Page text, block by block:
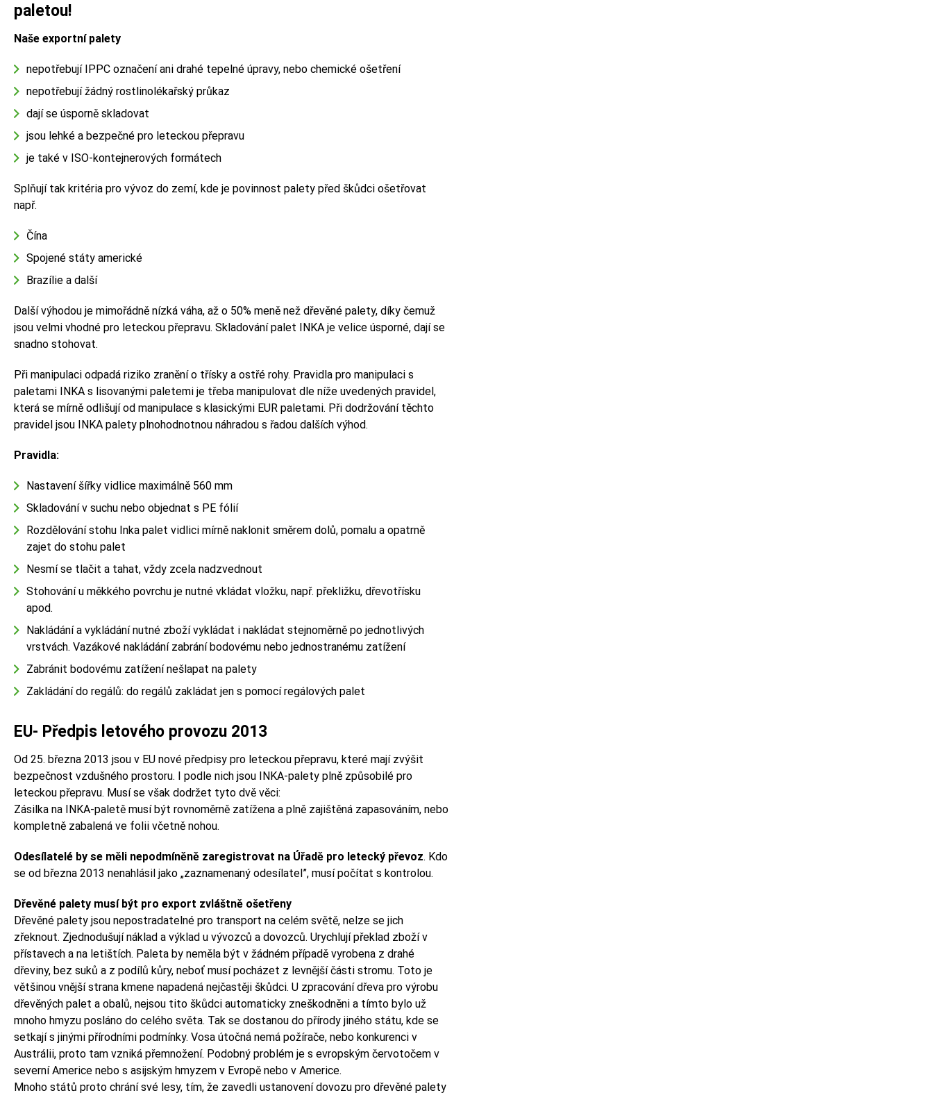
paletou!
Naše exportní palety
nepotřebují IPPC označení ani drahé tepelné úpravy, nebo chemické ošetření
nepotřebují žádný rostlinolékařský průkaz
dají se úsporně skladovat
jsou lehké a bezpečné pro leteckou přepravu
je také v ISO-kontejnerových formátech
Splňují tak kritéria pro vývoz do zemí, kde je povinnost palety před škůdci ošetřovat
např.
Čína
Spojené státy americké
Brazílie a další
Další výhodou je mimořádně nízká váha, až o 50% meně než dřevěné palety, díky čemuž
jsou velmi vhodné pro leteckou přepravu. Skladování palet INKA je velice úsporné, dají se
snadno stohovat.
Při manipulaci odpadá riziko zranění o třísky a ostřé rohy. Pravidla pro manipulaci s
paletami INKA s lisovanými paletemi je třeba manipulovat dle níže uvedených pravidel,
která se mírně odlišují od manipulace s klasickými EUR paletami. Při dodržování těchto
pravidel jsou INKA palety plnohodnotnou náhradou s řadou dalších výhod.
Pravidla:
Nastavení šířky vidlice maximálně 560 mm
Skladování v suchu nebo objednat s PE fólií
Rozdělování stohu Inka palet vidlici mírně naklonit směrem dolů, pomalu a opatrně
zajet do stohu palet
Nesmí se tlačit a tahat, vždy zcela nadzvednout
Stohování u měkkého povrchu je nutné vkládat vložku, např. překližku, dřevotřísku
apod.
Nakládání a vykládání nutné zboží vykládat i nakládat stejnoměrně po jednotlivých
vrstvách. Vazákové nakládání zabrání bodovému nebo jednostranému zatížení
Zabránit bodovému zatížení nešlapat na palety
Zakládání do regálů: do regálů zakládat jen s pomocí regálových palet
EU- Předpis letového provozu 2013
Od 25. března 2013 jsou v EU nové předpisy pro leteckou přepravu, které mají zvýšit
bezpečnost vzdušného prostoru. I podle nich jsou INKA-palety plně způsobilé pro
leteckou přepravu. Musí se však dodržet tyto dvě věci:
Zásilka na INKA-paletě musí být rovnoměrně zatížena a plně zajištěná zapasováním, nebo
kompletně zabalená ve folii včetně nohou.
Odesílatelé by se měli nepodmíněně zaregistrovat na Úřadě pro letecký převoz. Kdo
se od března 2013 nenahlásil jako „zaznamenaný odesílatel”, musí počítat s kontrolou.
Dřevěné palety musí být pro export zvláštně ošetřeny
Dřevěné palety jsou nepostradatelné pro transport na celém světě, nelze se jich
zřeknout. Zjednodušují náklad a výklad u vývozců a dovozců. Urychlují překlad zboží v
přístavech a na letištích. Paleta by neměla být v žádném případě vyrobena z drahé
dřeviny, bez suků a z podílů kůry, neboť musí pocházet z levnější části stromu. Toto je
většinou vnější strana kmene napadená nejčastěji škůdci. U zpracování dřeva pro výrobu
dřevěných palet a obalů, nejsou tito škůdci automaticky zneškodněni a tímto bylo už
mnoho hmyzu posláno do celého světa. Tak se dostanou do přírody jiného státu, kde se
setkají s jinými přírodními podmínky. Vosa útočná nemá požírače, nebo konkurenci v
Austrálii, proto tam vzniká přemnožení. Podobný problém je s evropským červotočem v
severní Americe nebo s asijským hmyzem v Evropě nebo v Americe.
Mnoho států proto chrání své lesy, tím, že zavedli ustanovení dovozu pro dřevěné palety